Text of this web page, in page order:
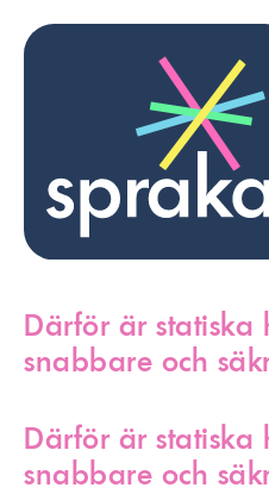
Därför är statiska
snabbare och
Därför är statiska
snabbare och